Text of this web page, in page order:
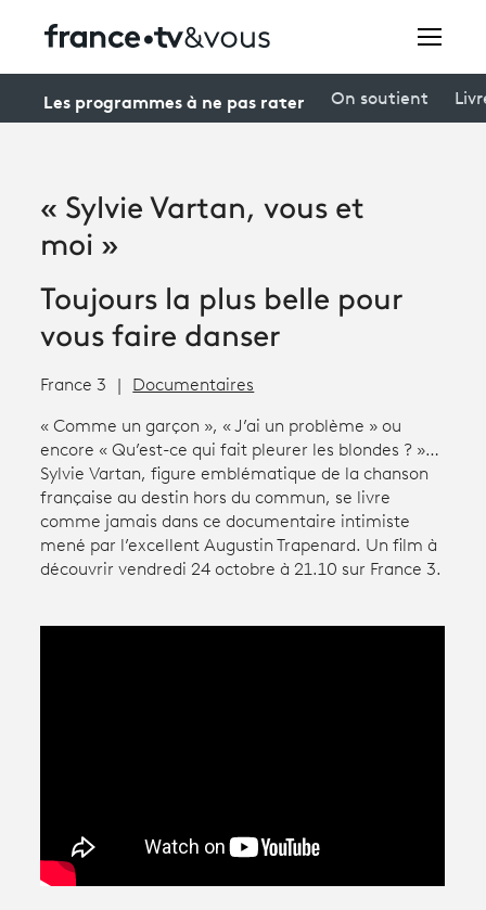
Avantages fidélité
Creators
Participer et assister à une émission
Les programmes à ne pas rater On soutient
« Sylvie Vartan, vous et
moi »
Toujours la plus belle pour
vous faire danser
France 3 Documentaires
« Comme un garçon », « J’ai un problème » ou
encore « Qu’est-ce qui fait pleurer les blondes ? »…
Sylvie Vartan, figure emblématique de la chanson
française au destin hors du commun, se livre
comme jamais dans ce documentaire intimiste
mené par l’excellent Augustin Trapenard. Un film à
découvrir vendredi 24 octobre à 21.10 sur France 3.